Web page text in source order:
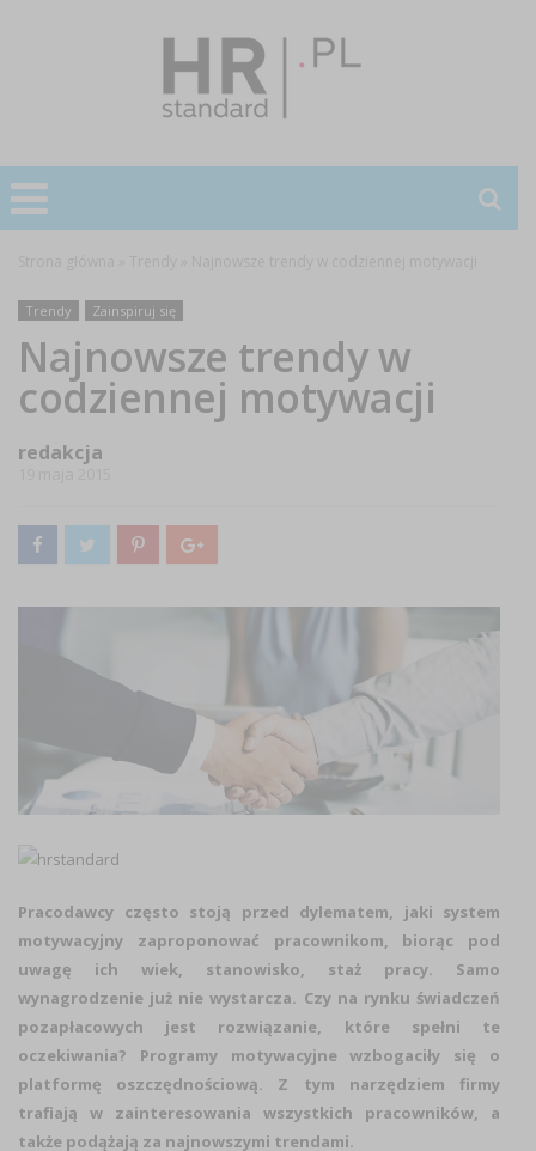
Trendy Zainspiruj się
Najnowsze trendy w
codziennej motywacji
redakcja
Pracodawcy często stoją przed dylematem, jaki system
motywacyjny zaproponować pracownikom, biorąc pod
uwagę ich wiek, stanowisko, staż pracy. Samo
wynagrodzenie już nie wystarcza. Czy na rynku świadczeń
pozapłacowych jest rozwiązanie, które spełni te
oczekiwania? Programy motywacyjne wzbogaciły się o
platformę oszczędnościową. Z tym narzędziem firmy
trafiają w zainteresowania wszystkich pracowników, a
także podążają za najnowszymi trendami.